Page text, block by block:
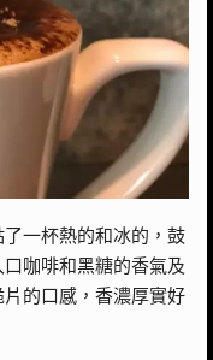
一杯熱的和冰的，鼓
咖啡和黑糖的香氣及
的口感，香濃厚實好